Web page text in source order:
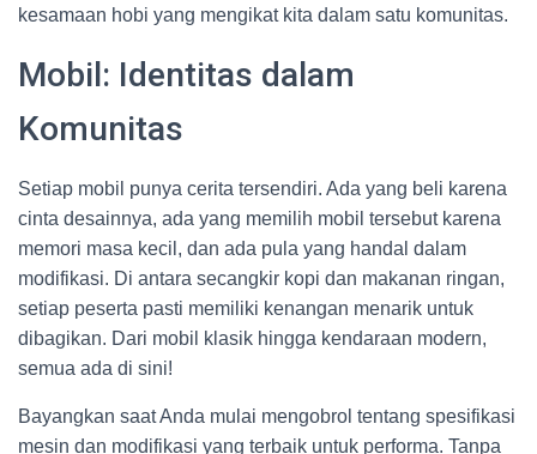
kesamaan hobi yang mengikat kita dalam satu komunitas.
Mobil: Identitas dalam
Komunitas
Setiap mobil punya cerita tersendiri. Ada yang beli karena
cinta desainnya, ada yang memilih mobil tersebut karena
memori masa kecil, dan ada pula yang handal dalam
modifikasi. Di antara secangkir kopi dan makanan ringan,
setiap peserta pasti memiliki kenangan menarik untuk
dibagikan. Dari mobil klasik hingga kendaraan modern,
semua ada di sini!
Bayangkan saat Anda mulai mengobrol tentang spesifikasi
mesin dan modifikasi yang terbaik untuk performa. Tanpa